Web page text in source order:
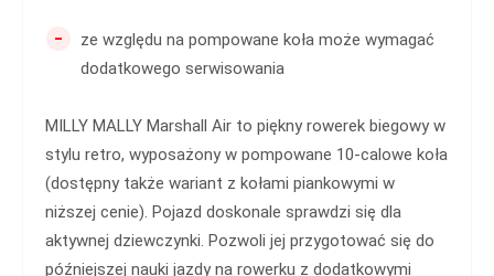
-
ze względu na pompowane koła może wymagać
dodatkowego serwisowania
MILLY MALLY Marshall Air to piękny rowerek biegowy w
stylu retro, wyposażony w pompowane 10-calowe koła
(dostępny także wariant z kołami piankowymi w
niższej cenie). Pojazd doskonale sprawdzi się dla
aktywnej dziewczynki. Pozwoli jej przygotować się do
późniejszej nauki jazdy na rowerku z dodatkowymi